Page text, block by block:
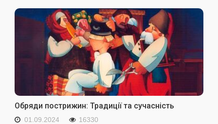
Обряди пострижин: Традиції та сучасність
01.09.2024 16330